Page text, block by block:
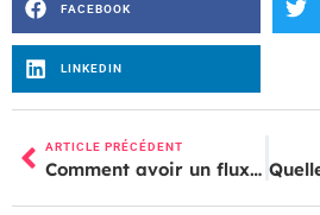
FACEBOOK
LINKEDIN
ARTICLE PRÉCÉDENT
Comment avoir un flux de compte Instagram attractif